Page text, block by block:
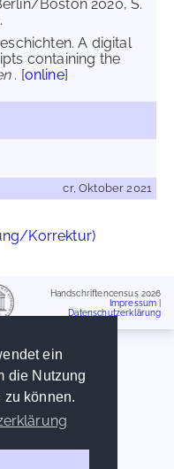
ein
die Nutzung
zu können.
Boston 2020, S.
A digital
containing the
. [online]
cr, Oktober 2021
Korrektur)
Handschriftencensus 2026
Impressum
Datenschutzerklärung